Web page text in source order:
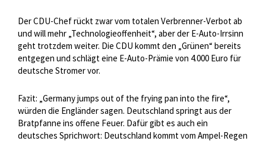
Der CDU-Chef rückt zwar vom totalen Verbrenner-Verbot ab
und will mehr „Technologieoffenheit“, aber der E-Auto-Irrsinn
geht trotzdem weiter. Die CDU kommt den „Grünen“ bereits
entgegen und schlägt eine E-Auto-Prämie von 4.000 Euro für
deutsche Stromer vor.
Fazit: „Germany jumps out of the frying pan into the fire“,
würden die Engländer sagen. Deutschland springt aus der
Bratpfanne ins offene Feuer. Dafür gibt es auch ein
deutsches Sprichwort: Deutschland kommt vom Ampel-Regen